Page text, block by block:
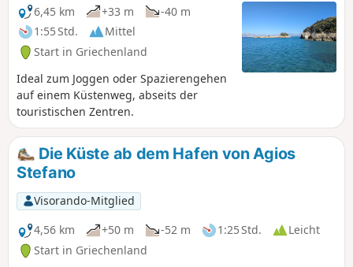
6,45 km
+33 m
-40 m
1:55 Std.
Mittel
Start in Griechenland
Ideal zum Joggen oder Spazierengehen
auf einem Küstenweg, abseits der
touristischen Zentren.
Die Küste ab dem Hafen von Agios
Stefano
Visorando-Mitglied
4,56 km
+50 m -52 m 1:25 Std.
Leicht
Start in Griechenland